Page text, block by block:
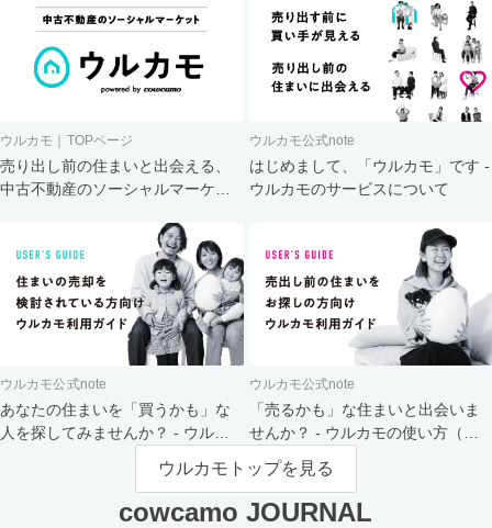
ウルカモ｜TOPページ
売り出し前の住まいと出会える、
中古不動産のソーシャルマーケッ
ウルカモ公式note
はじめまして、「ウルカモ」です -
ウルカモのサービスについて
ウルカモ公式note
あなたの住まいを「買うかも」な
人を探してみませんか？ - ウルカ
ウルカモ公式note
「売るかも」な住まいと出会いま
せんか？ - ウルカモの使い方（買
主さま向け）
ウルカモトップを見る
cowcamo JOURNAL